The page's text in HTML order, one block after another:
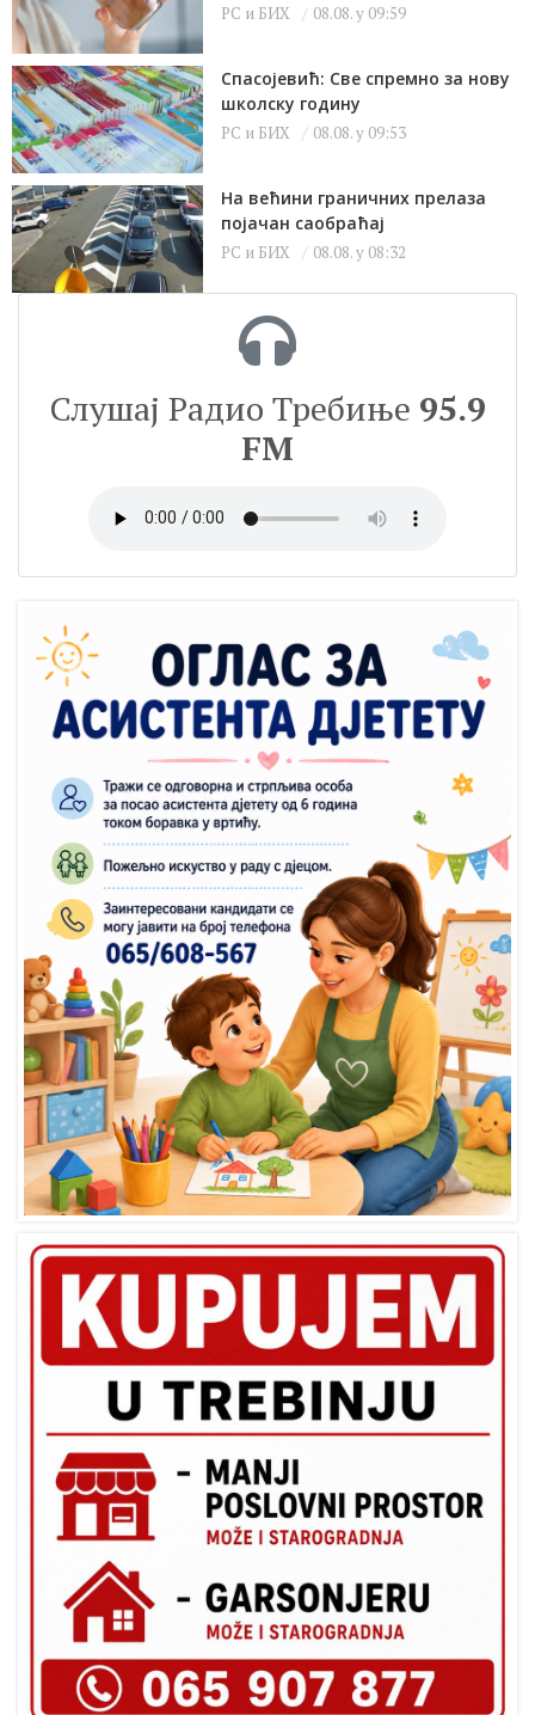
РС и БИХ 08.08. у 09:59
Спасојевић: Све спремно за нову
школску годину
РС и БИХ 08.08. у 09:53
На већини граничних прелаза
појачан саобраћај
РС и БИХ 08.08. у 08:32
Слушај Радио Требиње 95.9
FM